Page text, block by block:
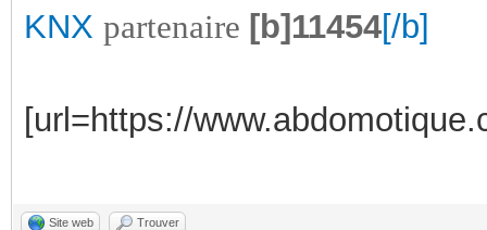
KNX partenaire [b]11454[/b]
[url=https://
Site web Trouver